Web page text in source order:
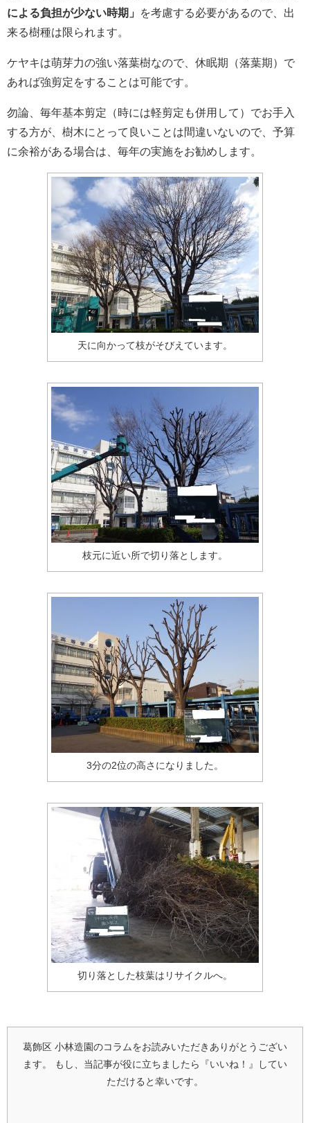
による負担が少ない時期」
を考慮する必要があるので、出
来る樹種は限られます。
ケヤキは萌芽力の強い落葉樹なので、休眠期（落葉期）で
あれば強剪定をすることは可能です。
勿論、毎年基本剪定（時には軽剪定も併用して）でお手入
する方が、樹木にとって良いことは間違いないので、予算
に余裕がある場合は、毎年の実施をお勧めします。
天に向かって枝がそびえています。
枝元に近い所で切り落とします。
3分の2位の高さになりました。
切り落とした枝葉はリサイクルへ。
葛飾区 小林造園のコラムをお読みいただきありがとうござい
ます。
もし、当記事が役に立ちましたら『いいね！』してい
ただけると幸いです。